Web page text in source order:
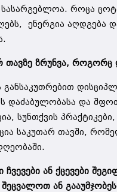
როცა ცოტა
ენერგია აღდგება
თავზე ზრუნვა, როგორც
განსაკუთრებით
დაძაბულობასა და
სუნთქვის
საკუთარ თავში,
ან ქცევები
ან